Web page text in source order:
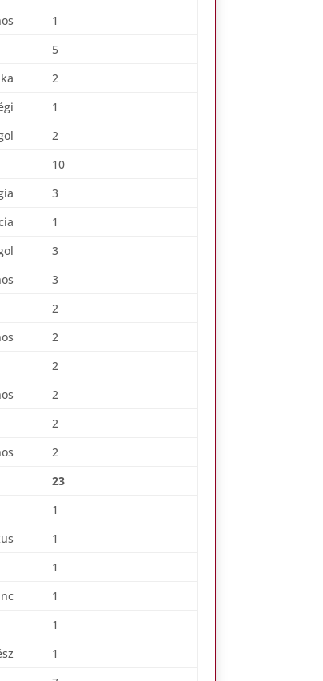
1
5
2
1
2
10
3
1
3
3
2
2
2
2
2
2
23
1
1
1
1
1
1